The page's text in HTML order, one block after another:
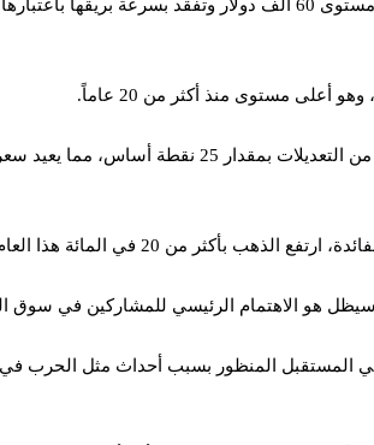
يأتي أسباب انخفاض الذهب الرقمي في الوقت الذي لم تتمكن فيه عملة البيتكوين
من 20 في المائة هذا العام.
سيظل هو الاهتمام الرئيسي للمشاركين في سوق
المستقبل المنظور بسبب أحداث مثل الحرب